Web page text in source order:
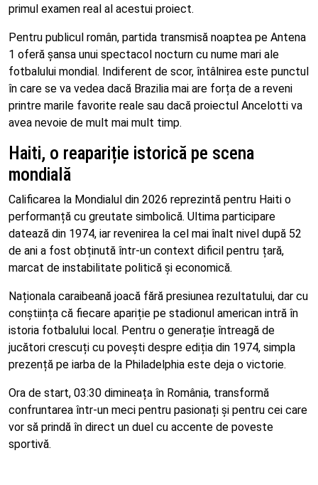
primul examen real al acestui proiect.
Pentru publicul român, partida transmisă noaptea pe Antena
1 oferă șansa unui spectacol nocturn cu nume mari ale
fotbalului mondial. Indiferent de scor, întâlnirea este punctul
în care se va vedea dacă Brazilia mai are forța de a reveni
printre marile favorite reale sau dacă proiectul Ancelotti va
avea nevoie de mult mai mult timp.
Haiti, o reapariție istorică pe scena
mondială
Calificarea la Mondialul din 2026 reprezintă pentru Haiti o
performanță cu greutate simbolică. Ultima participare
datează din 1974, iar revenirea la cel mai înalt nivel după 52
de ani a fost obținută într-un context dificil pentru țară,
marcat de instabilitate politică și economică.
Naționala caraibeană joacă fără presiunea rezultatului, dar cu
conștiința că fiecare apariție pe stadionul american intră în
istoria fotbalului local. Pentru o generație întreagă de
jucători crescuți cu povești despre ediția din 1974, simpla
prezență pe iarba de la Philadelphia este deja o victorie.
Ora de start, 03:30 dimineața în România, transformă
confruntarea într-un meci pentru pasionați și pentru cei care
vor să prindă în direct un duel cu accente de poveste
sportivă.